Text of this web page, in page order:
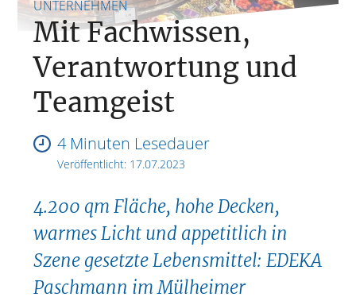
UNTERNEHMEN
Mit Fachwissen,
Verantwortung und
Teamgeist
4 Minuten Lesedauer
Veröffentlicht: 17.07.2023
4.200 qm Fläche, hohe Decken,
warmes Licht und appetitlich in
Szene gesetzte Lebensmittel: EDEKA
Paschmann im Mülheimer